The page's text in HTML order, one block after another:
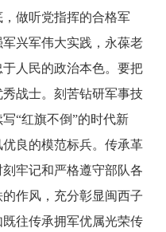
做听党指挥的合格军
兴军伟大实践，永葆老
人民的政治本色。要把
战士。刻苦钻研军事技
“红旗不倒”的时代新
良的模范标兵。传承革
牢记和严格遵守部队各
作风，充分彰显闽西子
往传承拥军优属光荣传